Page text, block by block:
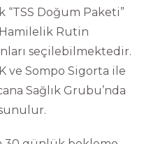
Doğum Paketi”
Hamilelik Rutin
seçilebilmektedir.
ve Sompo Sigorta ile
Sağlık Grubu’nda